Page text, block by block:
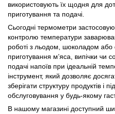
використовують їх щодня для
приготування та подачі.
Сьогодні термометри
контролю температури
роботі з льодом, шоколадом або
приготування м’яса, випічки чи
подачі напоїв при ідеальній
інструмент, який дозволяє
зберігати структуру продуктів і
обслуговування у будь-якому
В нашому магазині доступний